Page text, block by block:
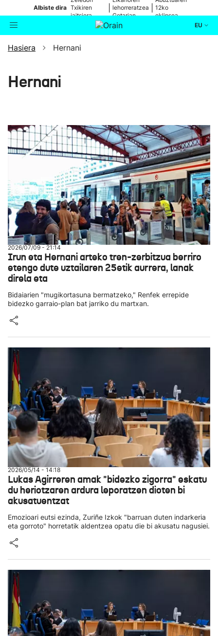
Albiste dira Txikiren
jaitsiera,
zuzenean
lehorreratzea
Getarian
12ko
eklipsea
EU
Bilatzailea
Ikusmiran
Eguraldia
Hasiera Hernani
Hernani
2026/07/09 - 21:14
Irun eta Hernani arteko tren-zerbitzua berriro
etengo dute uztailaren 25etik aurrera, lanak
direla eta
Bidaiarien "mugikortasuna bermatzeko," Renfek errepide
bidezko garraio-plan bat jarriko du martxan.
2026/05/14 - 14:18
Lukas Agirreren amak "bidezko zigorra" eskatu
du heriotzaren ardura leporatzen dioten bi
akusatuentzat
Emozioari eutsi ezinda, Zuriñe Izkok "barruan duten indarkeria
eta gorroto" horretatik aldentzea opatu die bi akusatu nagusiei.